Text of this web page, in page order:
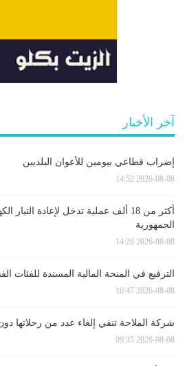
آخر الأخبار
إضراب قطاعي بيومين للأعوان البلديين
2026-08-08 14:52
أكثر من 18 ألف عملية تدخل لإعادة
الجمهورية
2026-08-08 14:26
الترفيع في المنحة المالية المسندة للفئات
2026-08-08 10:47
شركة الملاحة تنفي إلغاء عدد من رحلاتها
2026-08-08 09:35